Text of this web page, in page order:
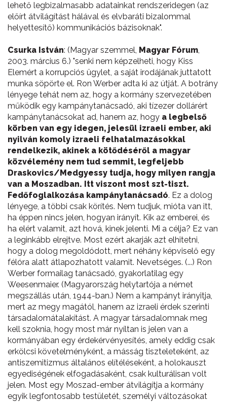
lehető legbizalmasabb adatainkat rendszeridegen (az
előírt átvilágítást hálával és elvbaráti bizalommal
helyettesítő) kommunikációs bázisoknak".
Csurka István: (Magyar szemmel, Magyar Fórum,
2003. március 6.) "senki nem képzelheti, hogy Kiss
Elemért a korrupciós ügylet, a saját irodájának juttatott
munka söpörte el. Ron Werber adta ki az útját. A botrány
lényege tehát nem az, hogy a kormány szervezetében
működik egy kampánytanácsadó, aki tízezer dollárért
kampánytanácsokat ad, hanem az, hogy a legbelső
körben van egy idegen, jelesül izraeli ember, aki
nyilván komoly izraeli felhatalmazásokkal
rendelkezik, akinek a kötődéséről a magyar
közvélemény nem tud semmit, legfeljebb
Draskovics/Medgyessy tudja, hogy milyen rangja
van a Moszadban. Itt viszont most szt-tiszt.
Fedőfoglalkozása kampánytanácsadó. Ez a dolog
lényege, a többi csak körítés. Nem tudjuk, mióta van itt,
ha éppen nincs jelen, hogyan irányít. Kik az emberei, és
ha elért valamit, azt hová, kinek jelenti. Mi a célja? Ez van
a leginkább elrejtve. Most ezért akarják azt elhitetni,
hogy a dolog megoldódott, mert néhány képviselő egy
félóra alatt átlapozhatott valamit. Nevetséges. (...) Ron
Werber formailag tanácsadó, gyakorlatilag egy
Weesenmaier. (Magyarország helytartója a német
megszállás után, 1944-ban.) Nem a kampányt irányitja,
mert az megy magától, hanem az izraeli érdek szerinti
társadalomátalakítást. A magyar társadalomnak meg
kell szoknia, hogy most már nyíltan is jelen van a
kormányában egy érdekérvényesítés, amely eddig csak
erkölcsi követelményként, a másság tiszteleteként, az
antiszemitizmus általános elítéléseként, a holokauszt
egyediségének elfogadásaként, csak kulturálisan volt
jelen. Most egy Moszad-ember átvilágítja a kormány
egyik legfontosabb testületét, személyi változásokat